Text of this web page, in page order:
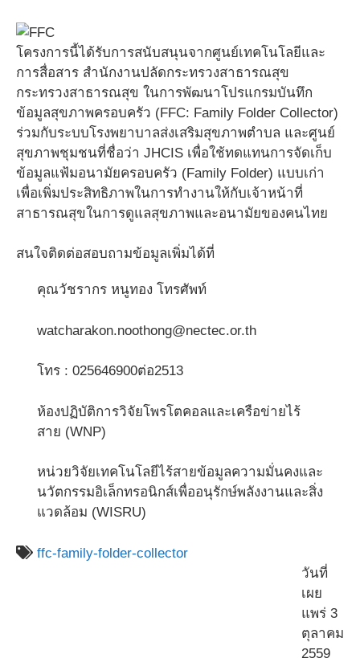
โครงการนี้ได้รับการสนับสนุนจากศูนย์เทคโนโลยีและ
การสื่อสาร สำนักงานปลัดกระทรวงสาธารณสุข
กระทรวงสาธารณสุข ในการพัฒนาโปรแกรมบันทึก
ข้อมูลสุขภาพครอบครัว (FFC: Family Folder Collector)
ร่วมกับระบบโรงพยาบาลส่งเสริมสุขภาพตำบล และศูนย์
สุขภาพชุมชนที่ชื่อว่า JHCIS เพื่อใช้ทดแทนการจัดเก็บ
ข้อมูลแฟ้มอนามัยครอบครัว (Family Folder) แบบเก่า
เพื่อเพิ่มประสิทธิภาพในการทำงานให้กับเจ้าหน้าที่
สาธารณสุขในการดูแลสุขภาพและอนามัยของคนไทย
สนใจติดต่อสอบถามข้อมูลเพิ่มได้ที่
คุณวัชรากร หนูทอง โทรศัพท์
watcharakon.noothong@nectec.or.th
โทร : 025646900ต่อ2513
ห้องปฏิบัติการวิจัยโพรโตคอลและเครือข่ายไร้
สาย (WNP)
หน่วยวิจัยเทคโนโลยีไร้สายข้อมูลความมั่นคงและ
นวัตกรรมอิเล็กทรอนิกส์เพื่ออนุรักษ์พลังงานและสิ่ง
แวดล้อม (WISRU)
ffc-family-folder-collector
วันที่
เผย
แพร่ 3
ตุลาคม
2559